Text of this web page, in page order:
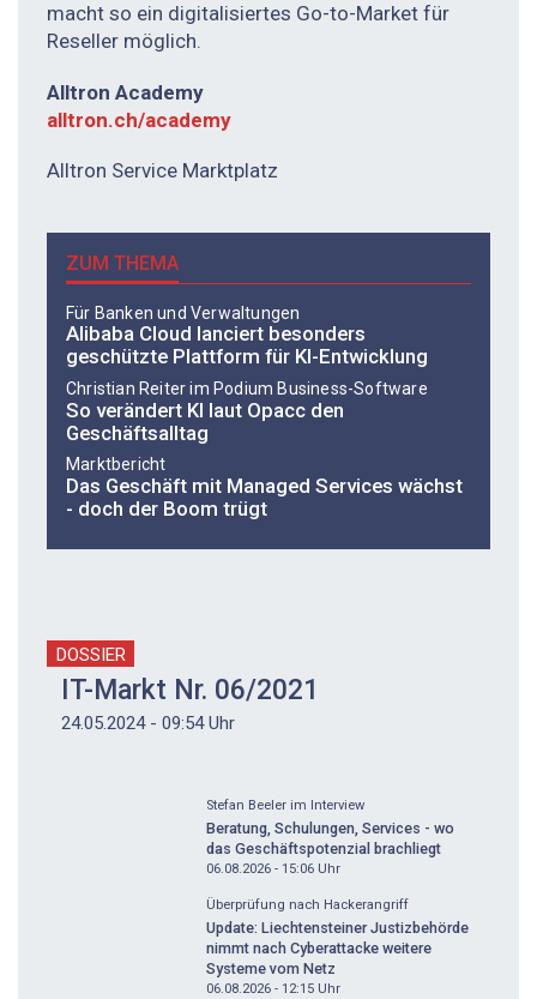
macht so ein digitalisiertes Go-to-Market für
Reseller möglich.
Alltron Academy
alltron.ch/academy
Alltron Service Marktplatz
ZUM THEMA
Für Banken und Verwaltungen
Alibaba Cloud lanciert besonders
geschützte Plattform für KI-Entwicklung
Christian Reiter im Podium Business-Software
So verändert KI laut Opacc den
Geschäftsalltag
Marktbericht
Das Geschäft mit Managed Services wächst
- doch der Boom trügt
DOSSIER
IT-Markt Nr. 06/2021
24.05.2024 - 09:54 Uhr
Stefan Beeler im Interview
Beratung, Schulungen, Services - wo
das Geschäftspotenzial brachliegt
06.08.2026 - 15:06 Uhr
Überprüfung nach Hackerangriff
Update: Liechtensteiner Justizbehörde
nimmt nach Cyberattacke weitere
Systeme vom Netz
06.08.2026 - 12:15 Uhr